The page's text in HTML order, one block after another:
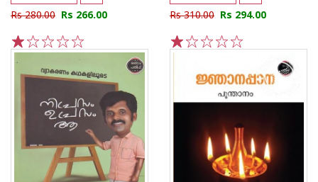
Rs 280.00 Rs 266.00
5
4
3
2
1
Rs 310.00 Rs 294.00
1